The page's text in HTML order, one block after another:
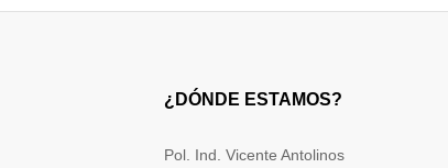
¿DÓNDE ESTAMOS?
Pol. Ind. Vicente Antolinos